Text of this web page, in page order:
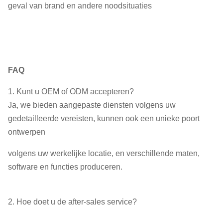
geval van brand en andere noodsituaties
FAQ
1. Kunt u OEM of ODM accepteren?
Ja, we bieden aangepaste diensten volgens uw
gedetailleerde vereisten, kunnen ook een unieke poort
ontwerpen
volgens uw werkelijke locatie, en verschillende maten,
software en functies produceren.
2. Hoe doet u de after-sales service?